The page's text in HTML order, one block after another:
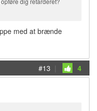
med at brænde
#13 | 4